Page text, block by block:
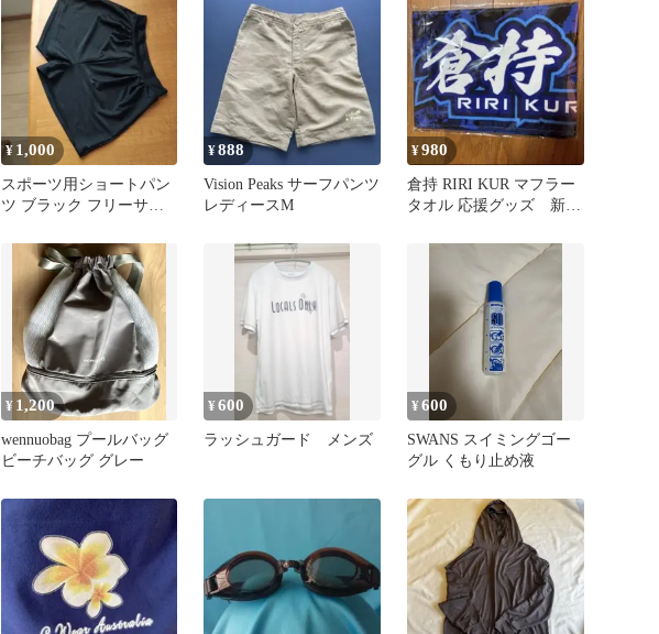
¥ 1,000
スポーツ用ショートパン
ツ ブラック フリーサイ
¥888
Vision Peaks サーフパンツ
レディースM
¥980
倉持 RIRI KUR マフラー
タオル 応援グッズ 新
¥ 1,200
wennuobag プールバッグ
ビーチバッグ グレー
¥600
ラッシュガード メンズ
¥600
SWANS スイミングゴー
グル くもり止め液